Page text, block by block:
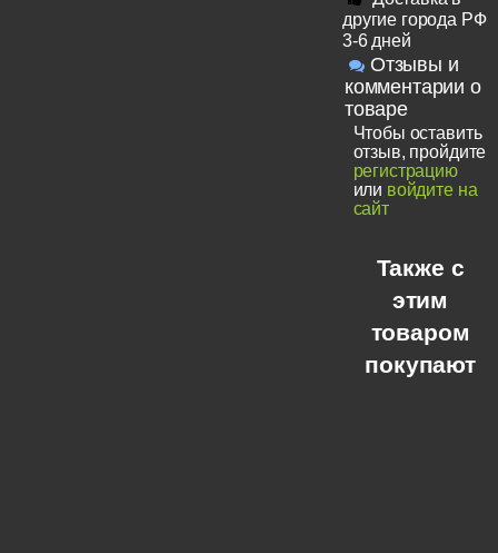
другие города РФ
3-6 дней
Отзывы и
комментарии о
товаре
Чтобы оставить
отзыв, пройдите
регистрацию
или войдите на
сайт
Также с
этим
товаром
покупают